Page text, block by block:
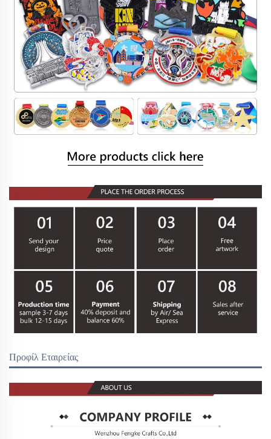
Προφίλ Εταιρείας